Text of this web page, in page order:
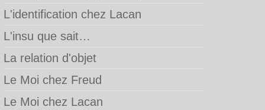
L'identification chez Lacan
L'insu que sait…
La relation d'objet
Le Moi chez Freud
Le Moi chez Lacan